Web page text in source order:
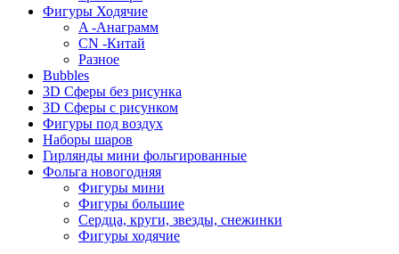
Фигуры Ходячие
A -Анаграмм
CN -Китай
Разное
Bubbles
3D Сферы без рисунка
3D Сферы с рисунком
Фигуры под воздух
Наборы шаров
Гирлянды мини фольгированные
Фольга новогодняя
Фигуры мини
Фигуры большие
Сердца, круги, звезды, снежинки
Фигуры ходячие